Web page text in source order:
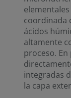
coordinada
ácidos
altamente
proceso.
integradas
la capa